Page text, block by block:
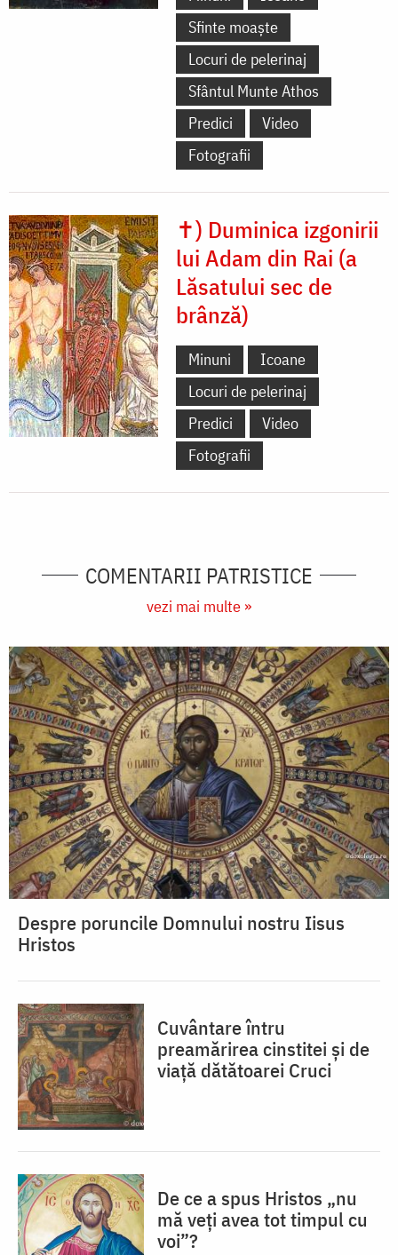
Sfinte moaște
Locuri de pelerinaj
Sfântul Munte Athos
Predici
Video
Fotografii
✝) Duminica izgonirii
lui Adam din Rai (a
Lăsatului sec de
brânză)
Minuni
Icoane
Locuri de pelerinaj
Predici
Video
Fotografii
COMENTARII PATRISTICE
vezi mai multe »
Despre poruncile Domnului nostru Iisus
Hristos
Cuvântare întru
preamărirea cinstitei și de
viață dătătoarei Cruci
De ce a spus Hristos „nu
mă veţi avea tot timpul cu
voi”?